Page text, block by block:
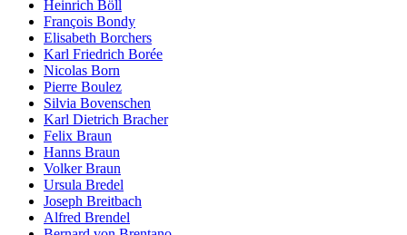
Heinrich Böll
François Bondy
Elisabeth Borchers
Karl Friedrich Borée
Nicolas Born
Pierre Boulez
Silvia Bovenschen
Karl Dietrich Bracher
Felix Braun
Hanns Braun
Volker Braun
Ursula Bredel
Joseph Breitbach
Alfred Brendel